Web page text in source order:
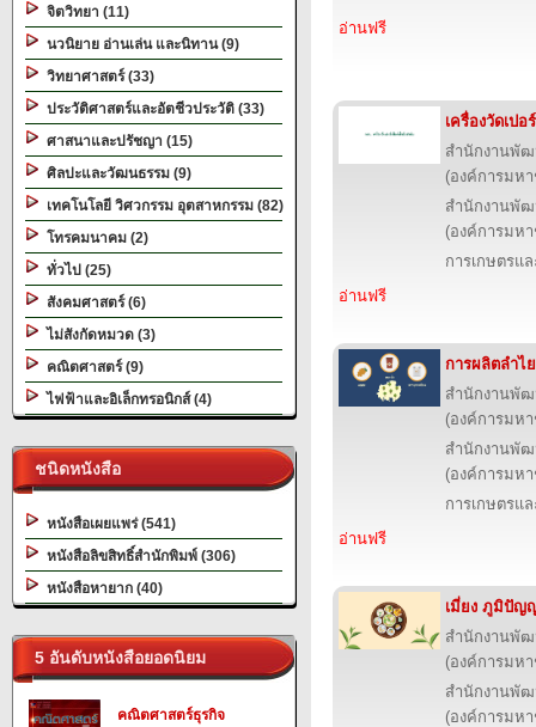
จิตวิทยา (11)
นวนิยาย อ่านเล่น และนิทาน (9)
วิทยาศาสตร์ (33)
ประวัติศาสตร์และอัตชีวประวัติ (33)
ศาสนาและปรัชญา (15)
ศิลปะและวัฒนธรรม (9)
เทคโนโลยี วิศวกรรม อุตสาหกรรม (82)
โทรคมนาคม (2)
ทั่วไป (25)
สังคมศาสตร์ (6)
ไม่สังกัดหมวด (3)
คณิตศาสตร์ (9)
ไฟฟ้าและอิเล็กทรอนิกส์ (4)
ชนิดหนังสือ
หนังสือเผยแพร่ (541)
หนังสือลิขสิทธิ์สำนักพิมพ์ (306)
หนังสือหายาก (40)
5 อันดับหนังสือยอดนิยม
คณิตศาสตร์ธุรกิจ
อ่านฟรี
เครื่องวัดเป
สำนักงานพัฒ
(องค์การมห
สำนักงานพัฒ
(องค์การมห
การเกษตรแ
อ่านฟรี
การผลิตลำ
สำนักงานพัฒ
(องค์การมห
สำนักงานพัฒ
(องค์การมห
การเกษตรแ
อ่านฟรี
เมี่ยง ภูมิปัญ
สำนักงานพัฒ
(องค์การมห
สำนักงานพัฒ
(องค์การมห